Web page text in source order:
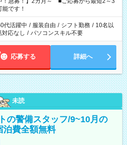
事で希望する勤務時間と、もう1つのお仕事
週40時間を超える場合は応募できません。
です！
代活躍中 / 服装自由 / シフト勤務 / 10名以
対応なし / パソコンスキル不要
応募する 詳細へ
未読
の警備スタッフ/9~10月の
費全額無料